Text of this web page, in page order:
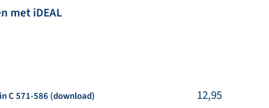
met iDEAL
C 571-586 (download) 12,95